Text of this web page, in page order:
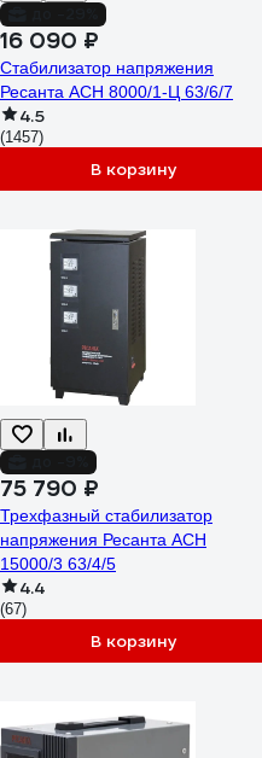
16 090 ₽
Стабилизатор напряжения
Ресанта АСН 8000/1-Ц 63/6/7
4.5
(1457)
В корзину
75 790 ₽
Трехфазный стабилизатор
напряжения Ресанта АСН
15000/3 63/4/5
4.4
(67)
В корзину